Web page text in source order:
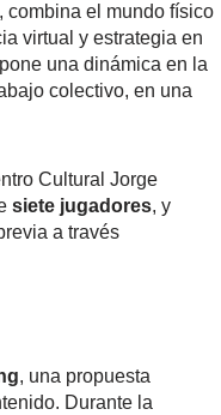
, combina el mundo físico
virtual y estrategia en
una dinámica en la
colectivo, en una
Cultural Jorge
siete jugadores, y
a través
, una propuesta
Durante la